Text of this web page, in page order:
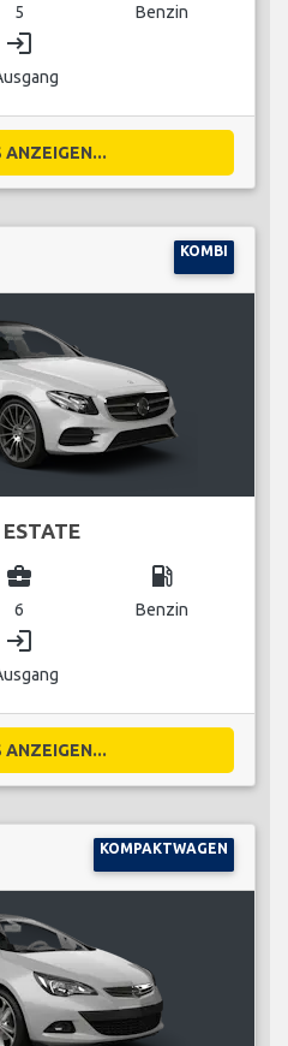
5 Benzin
login
ANZEIGEN...
KOMBI
ESTATE
business_center
6
local_gas_station
Benzin
login
ANZEIGEN...
KOMPAKTWAGEN